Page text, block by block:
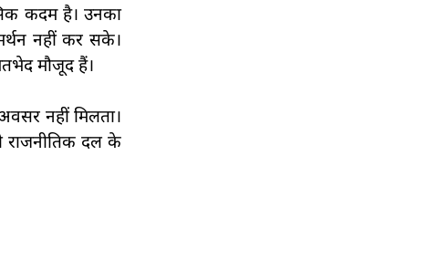
कदम है। उनका
नहीं कर सके।
मौजूद हैं।
नहीं मिलता।
राजनीतिक दल के